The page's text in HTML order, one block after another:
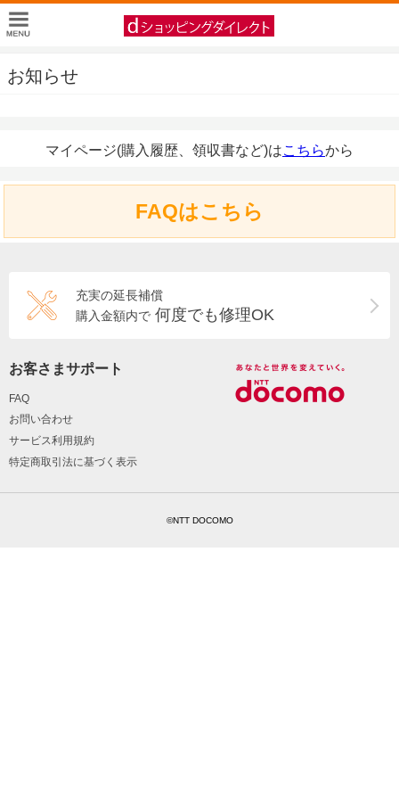
お知らせ
マイページ(購入履歴、領収書など)はこちらから
FAQはこちら
充実の延長補償
購入金額内で 何度でも修理OK
お客さまサポート
FAQ
お問い合わせ
サービス利用規約
特定商取引法に基づく表示
©NTT DOCOMO